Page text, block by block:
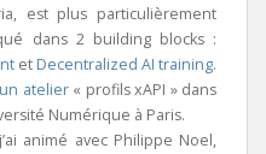
est plus particulièrement
dans 2 building blocks :
et Decentralized AI training.
un atelier« profils xAPI » dans
Numérique à Paris.
animé avec Philippe Noel,